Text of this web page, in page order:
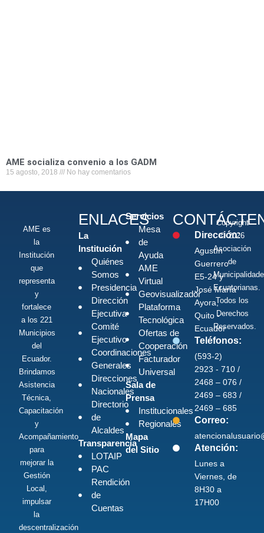
AME socializa convenio a los GADM
15 agosto, 2018 No hay comentarios
AME es
la
Institución
que
representa
y
fortalece
a los 221
Municipios
del
Ecuador.
Brindamos
Asistencia
Técnica,
Capacitación
y
Acompañamiento
para
mejorar la
Gestión
Local,
impulsar
la
descentralización
ENLACES
La
Institución
Quiénes
Somos
Presidencia
Dirección
Ejecutiva
Comité
Ejecutivo
Coordinaciones
Generales
Direcciones
Nacionales
Directorio
de
Alcaldes
Transparencia
LOTAIP
PAC
Rendición
de
Cuentas
Servicios
Mesa
de
Ayuda
AME
Virtual
Geovisualizador
Plataforma
Tecnológica
Ofertas de
Cooperación
Facturador
Universal
Sala de
Prensa
Institucionales
Regionales
Mapa
del Sitio
Dirección:
Agustín
Guerrero
E5-24 y
José María
Ayora,
Quito -
Ecuador
Teléfonos:
(593-2)
2923 - 710 /
2468 – 076 /
2469 – 683 /
2469 – 685
Correo:
Atención:
Lunes a
Viernes, de
8H30 a
17H00
Copyright
© 2026
Asociación
de
Ecuatorianas.
Todos los
Derechos
Reservados.